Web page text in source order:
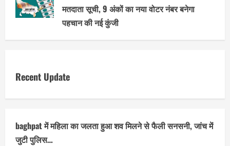
मतदाता सूची, 9 अंकों का नया वोटर नंबर बनेगा
पहचान की नई कुंजी
Recent Update
baghpat में महिला का जलता हुआ शव मिलने से फैली सनसनी, जांच में
जुटी पुलिस…